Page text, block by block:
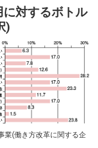
に対するボトル
)
業(働き方改革に関する企